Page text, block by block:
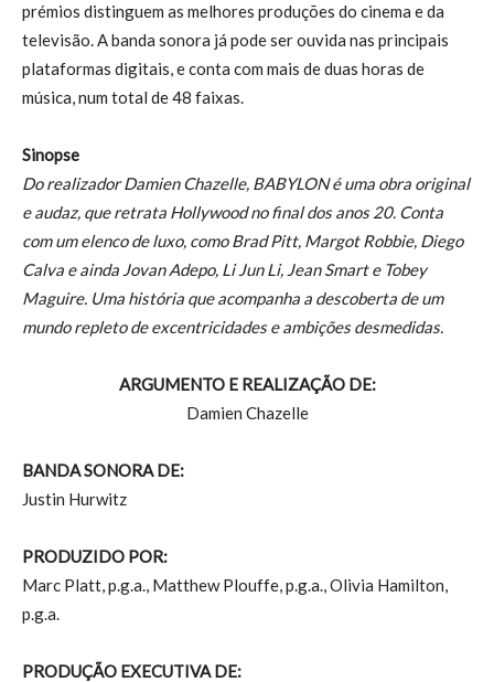
prémios distinguem as melhores produções do cinema e da
televisão. A banda sonora já pode ser ouvida nas principais
plataformas digitais, e conta com mais de duas horas de
música, num total de 48 faixas.
Sinopse
Do realizador Damien Chazelle, BABYLON é uma obra original
e audaz, que retrata Hollywood no final dos anos 20. Conta
com um elenco de luxo, como Brad Pitt, Margot Robbie, Diego
Calva e ainda Jovan Adepo, Li Jun Li, Jean Smart e Tobey
Maguire. Uma história que acompanha a descoberta de um
mundo repleto de excentricidades e ambições desmedidas.
ARGUMENTO E REALIZAÇÃO DE:
Damien Chazelle
BANDA SONORA DE:
Justin Hurwitz
PRODUZIDO POR:
Marc Platt, p.g.a., Matthew Plouffe, p.g.a., Olivia Hamilton,
p.g.a.
PRODUÇÃO EXECUTIVA DE: